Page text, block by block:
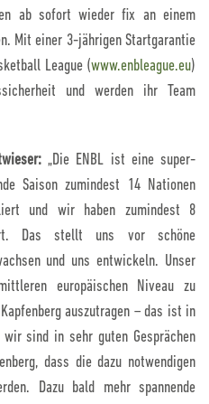
ab sofort wieder fix an einem
Mit einer 3-jährigen Startgarantie
League (www.enbleague.eu)
und werden ihr Team
„Die ENBL ist eine super-
Saison zumindest 14 Nationen
und wir haben zumindest 8
Das stellt uns vor schöne
und uns entwickeln. Unser
europäischen Niveau zu
auszutragen – das ist in
sind in sehr guten Gesprächen
dass die dazu notwendigen
Dazu bald mehr spannende